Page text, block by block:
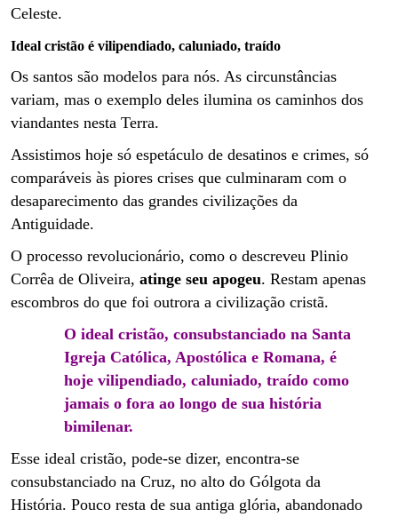
Celeste.
Ideal cristão é vilipendiado, caluniado, traído
Os santos são modelos para nós. As circunstâncias
variam, mas o exemplo deles ilumina os caminhos dos
viandantes nesta Terra.
Assistimos hoje só espetáculo de desatinos e crimes, só
comparáveis às piores crises que culminaram com o
desaparecimento das grandes civilizações da
Antiguidade.
O processo revolucionário, como o descreveu Plinio
Corrêa de Oliveira, atinge seu apogeu. Restam apenas
escombros do que foi outrora a civilização cristã.
O ideal cristão, consubstanciado na Santa
Igreja Católica, Apostólica e Romana, é
hoje vilipendiado, caluniado, traído como
jamais o fora ao longo de sua história
bimilenar.
Esse ideal cristão, pode-se dizer, encontra-se
consubstanciado na Cruz, no alto do Gólgota da
História. Pouco resta de sua antiga glória, abandonado